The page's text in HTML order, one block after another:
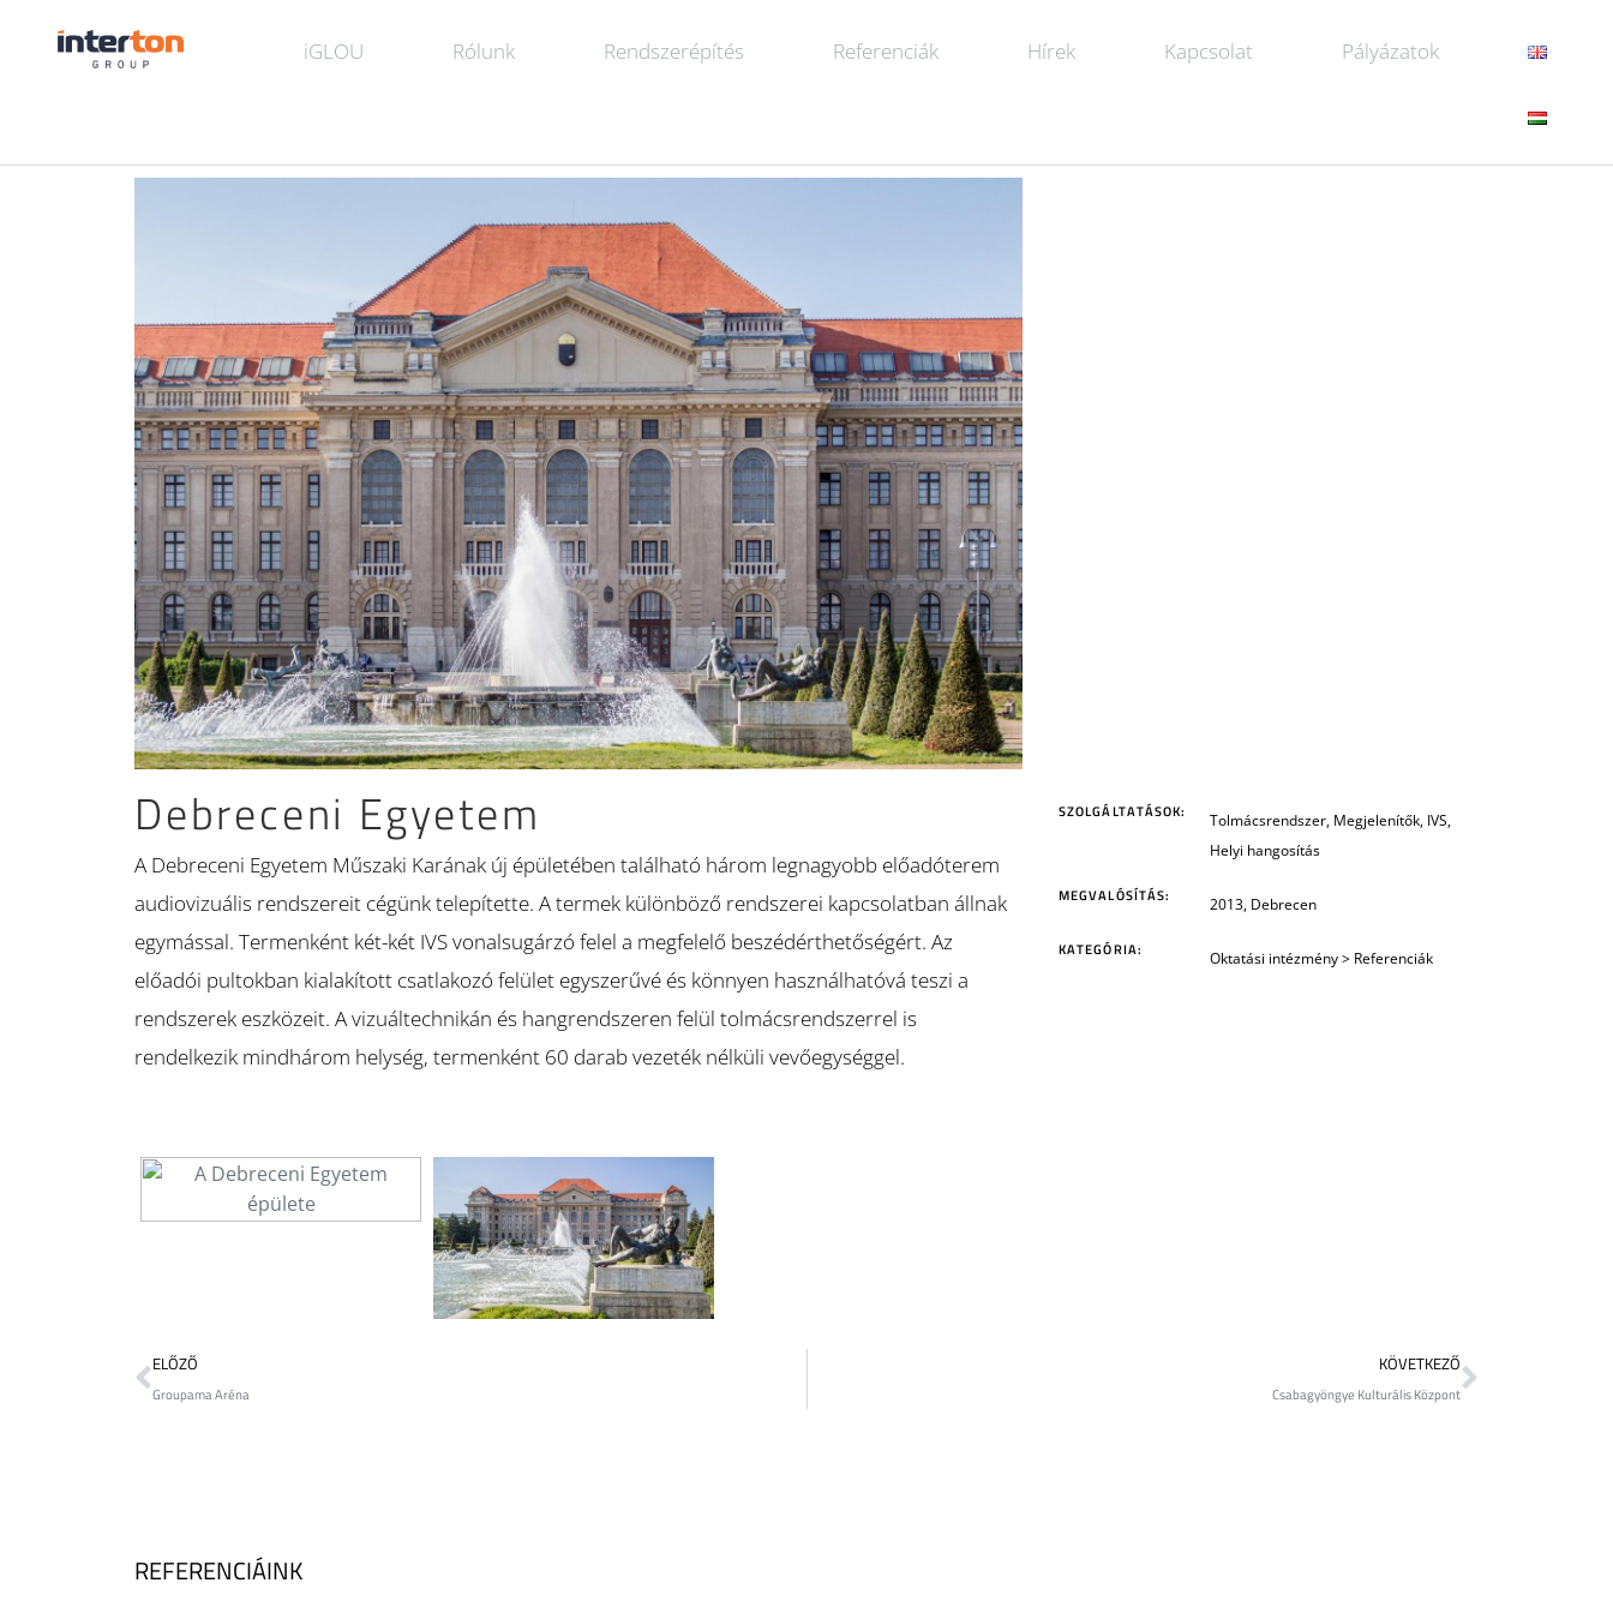
iGLOU Rólunk Rendszerépítés Referenciák Hírek Kapcsolat Pályázatok
Debreceni Egyetem
A Debreceni Egyetem Műszaki Karának új épületében található három legnagyobb előadóterem
audiovizuális rendszereit cégünk telepítette. A termek különböző rendszerei kapcsolatban állnak
egymással. Termenként két-két IVS vonalsugárzó felel a megfelelő beszédérthetőségért. Az
előadói pultokban kialakított csatlakozó felület egyszerűvé és könnyen használhatóvá teszi a
rendszerek eszközeit. A vizuáltechnikán és hangrendszeren felül tolmácsrendszerrel is
rendelkezik mindhárom helység, termenként 60 darab vezeték nélküli vevőegységgel.
SZOLGÁLTATÁSOK:
Tolmácsrendszer, Megjelenítők, IVS,
Helyi hangosítás
MEGVALÓSÍTÁS: 2013, Debrecen
KATEGÓRIA: Oktatási intézmény> Referenciák
ELŐZŐ
Groupama Aréna
KÖVETKEZŐ
Csabagyöngye Kulturális Központ
REFERENCIÁINK